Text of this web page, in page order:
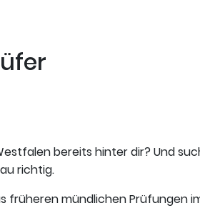
bereits hinter dir? Und
richtig.
mündlichen Prüfungen